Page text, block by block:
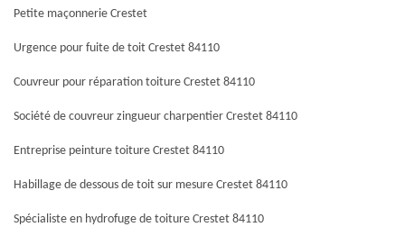
Petite maçonnerie Crestet
Urgence pour fuite de toit Crestet 84110
Couvreur pour réparation toiture Crestet 84110
Société de couvreur zingueur charpentier Crestet 84110
Entreprise peinture toiture Crestet 84110
Habillage de dessous de toit sur mesure Crestet 84110
Spécialiste en hydrofuge de toiture Crestet 84110